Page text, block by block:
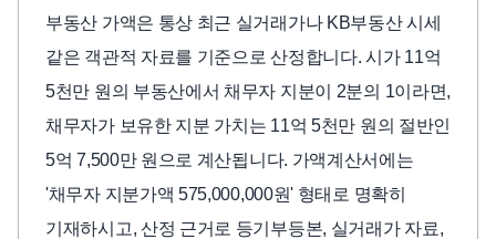
부동산 가액은 통상 최근 실거래가나 KB부동산 시세
같은 객관적 자료를 기준으로 산정합니다. 시가 11억
5천만 원의 부동산에서 채무자 지분이 2분의 1이라면,
채무자가 보유한 지분 가치는 11억 5천만 원의 절반인
5억 7,500만 원으로 계산됩니다. 가액계산서에는
'채무자 지분가액 575,000,000원' 형태로 명확히
기재하시고, 산정 근거로 등기부등본, 실거래가 자료,